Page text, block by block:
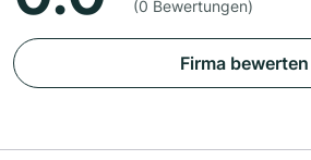
(0 Bewertungen)
Firma bewerten